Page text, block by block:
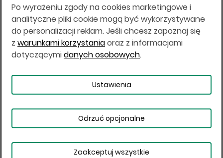
Japonii, ani w dowolnej innej jurysdykcji, w której
taki materiał byłby sprzeczny z prawem lub w
których zgodne z prawem nabycie produktów
inwestycyjnych nie jest możliwe lub w której nie
jest możliwe złożenie oferty. Prawa obowiązujące
w danej jurysdykcji określają, czy jest możliwe
nabycie poszczególnych produktów
Copyright © 2026 BOŚ | BOSSA.PL
Warunki korzystania
Dane osobowe
Po wyrażeniu zgody na cookies marketingowe i
analityczne pliki cookie mogą być wykorzystywane
do personalizacji reklam. Jeśli chcesz zapoznaj się
z warunkami korzystaniaoraz z informacjami
dotyczącymidanych osobowych.
Ustawienia
Odrzuć opcjonalne
Zaakceptuj wszystkie